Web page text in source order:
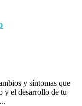
y síntomas que
y el desarrollo de tu